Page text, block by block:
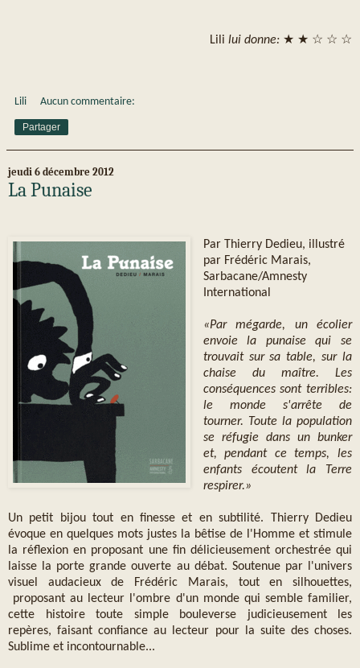
Lili lui donne: ★ ★ ☆ ☆ ☆
Lili Aucun commentaire:
Partager
jeudi 6 décembre 2012
La Punaise
Par Thierry Dedieu, illustré
par Frédéric Marais,
Sarbacane/Amnesty
International
«Par mégarde, un écolier
envoie la punaise qui se
trouvait sur sa table, sur la
chaise du maître. Les
conséquences sont terribles:
le monde s'arrête de
tourner. Toute la population
se réfugie dans un bunker
et, pendant ce temps, les
enfants écoutent la Terre
respirer.»
Un petit bijou tout en finesse et en subtilité. Thierry Dedieu
évoque en quelques mots justes la bêtise de l'Homme et stimule
la réflexion en proposant une fin délicieusement orchestrée qui
laisse la porte grande ouverte au débat. Soutenue par l'univers
visuel audacieux de Frédéric Marais, tout en silhouettes,
proposant au lecteur l'ombre d'un monde qui semble familier,
cette histoire toute simple bouleverse judicieusement les
repères, faisant confiance au lecteur pour la suite des choses.
Sublime et incontournable...